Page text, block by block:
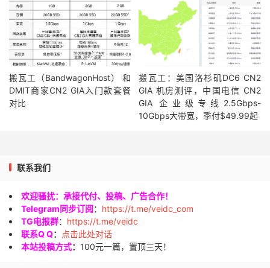
搬瓦工（BandwagonHost） 和
DMIT商家CN2 GIA入门款套餐
对比
搬瓦工：美国洛杉矶DC6 CN2
GIA 机房测评，中国电信 CN2
GIA 企业级专线2.5Gbps-
10Gbps大带宽，季付$49.99起
联系我们
欢迎骚扰：承接代付、投稿、广告合作！
Telegram同步订阅： https://t.me/veidc_com
TG电报群： https://t.me/veidc
联系Q Q：
点击此处对话
本站投稿方式： 100元一篇，置顶三天！